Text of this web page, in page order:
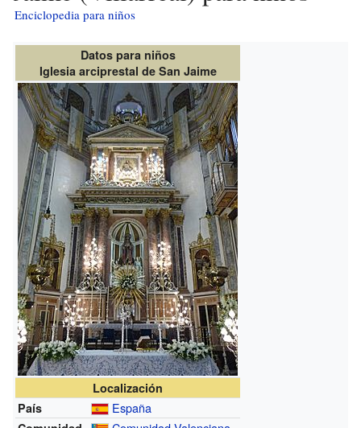
Enciclopedia para niños
Datos para niños
Iglesia arciprestal de San Jaime
Localización
País
España